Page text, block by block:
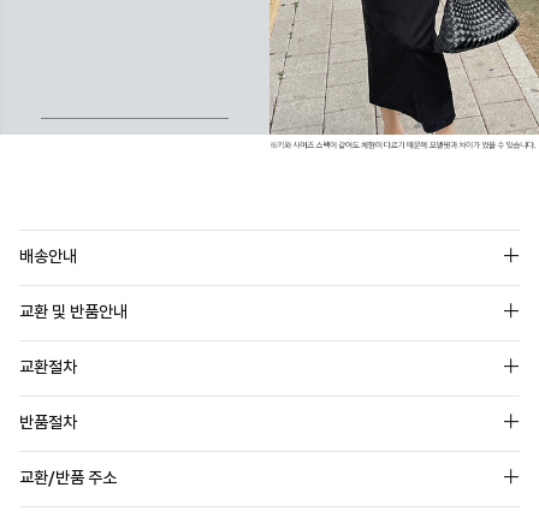
배송안내
교환 및 반품안내
교환절차
반품절차
교환/반품 주소